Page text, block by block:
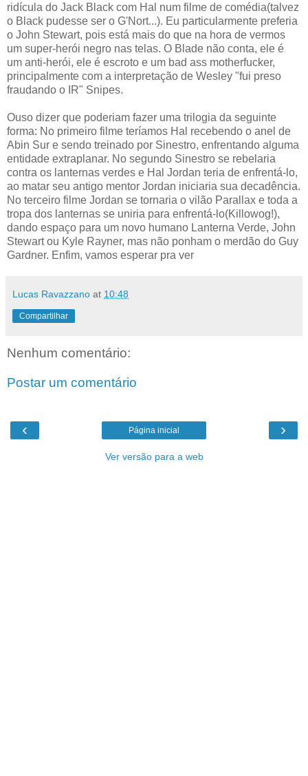
ridícula do Jack Black com Hal num filme de comédia(talvez
o Black pudesse ser o G'Nort...). Eu particularmente preferia
o John Stewart, pois está mais do que na hora de vermos
um super-herói negro nas telas. O Blade não conta, ele é
um anti-herói, ele é escroto e um bad ass motherfucker,
principalmente com a interpretação de Wesley "fui preso
fraudando o IR" Snipes.
Ouso dizer que poderiam fazer uma trilogia da seguinte
forma: No primeiro filme teríamos Hal recebendo o anel de
Abin Sur e sendo treinado por Sinestro, enfrentando alguma
entidade extraplanar. No segundo Sinestro se rebelaria
contra os lanternas verdes e Hal Jordan teria de enfrentá-lo,
ao matar seu antigo mentor Jordan iniciaria sua decadência.
No terceiro filme Jordan se tornaria o vilão Parallax e toda a
tropa dos lanternas se uniria para enfrentá-lo(Killowog!),
dando espaço para um novo humano Lanterna Verde, John
Stewart ou Kyle Rayner, mas não ponham o merdão do Guy
Gardner. Enfim, vamos esperar pra ver
Lucas Ravazzano at 10:48
Compartilhar
Nenhum comentário:
Postar um comentário
‹ ›
Página inicial
Ver versão para a web